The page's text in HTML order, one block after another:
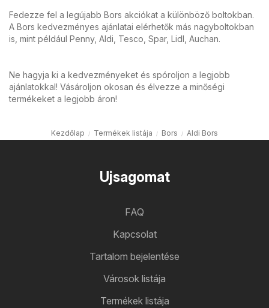
Fedezze fel a legújabb Bors akciókat a különböző boltokban.
A Bors kedvezményes ajánlatai elérhetők más nagyboltokban
is, mint például Penny, Aldi, Tesco, Spar, Lidl, Auchan.
Ne hagyja ki a kedvezményeket és spóroljon a legjobb
ajánlatokkal! Vásároljon okosan és élvezze a minőségi
termékeket a legjobb áron!
Kezdőlap Termékek listája Bors Aldi Bors
Ujsagomat
FAQ
Kapcsolat
Tartalom bejelentése
Városok listája
Termékek listája